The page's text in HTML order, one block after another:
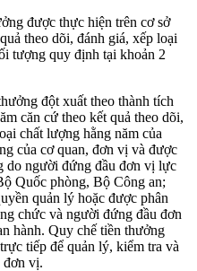
được thực hiện trên cơ sở
theo dõi, đánh giá, xếp loại
tượng quy định tại khoản 2
đột xuất theo thành tích
căn cứ theo kết quả theo dõi,
chất lượng hằng năm của
của cơ quan, đơn vị và được
do người đứng đầu đơn vị lực
Quốc phòng, Bộ Công an;
quản lý hoặc được phân
chức và người đứng đầu đơn
hành. Quy chế tiền thưởng
tiếp để quản lý, kiểm tra và
đơn vị.